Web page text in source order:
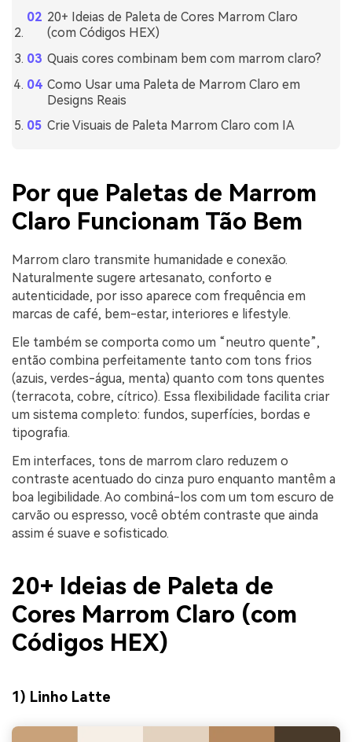
20+ Ideias de Paleta de Cores Marrom Claro
(com Códigos HEX)
Quais cores combinam bem com marrom claro?
Como Usar uma Paleta de Marrom Claro em
Designs Reais
Crie Visuais de Paleta Marrom Claro com IA
Por que Paletas de Marrom
Claro Funcionam Tão Bem
Marrom claro transmite humanidade e conexão.
Naturalmente sugere artesanato, conforto e
autenticidade, por isso aparece com frequência em
marcas de café, bem-estar, interiores e lifestyle.
Ele também se comporta como um “neutro quente”,
então combina perfeitamente tanto com tons frios
(azuis, verdes-água, menta) quanto com tons quentes
(terracota, cobre, cítrico). Essa flexibilidade facilita criar
um sistema completo: fundos, superfícies, bordas e
tipografia.
Em interfaces, tons de marrom claro reduzem o
contraste acentuado do cinza puro enquanto mantêm a
boa legibilidade. Ao combiná-los com um tom escuro de
carvão ou espresso, você obtém contraste que ainda
assim é suave e sofisticado.
20+ Ideias de Paleta de
Cores Marrom Claro (com
Códigos HEX)
1) Linho Latte